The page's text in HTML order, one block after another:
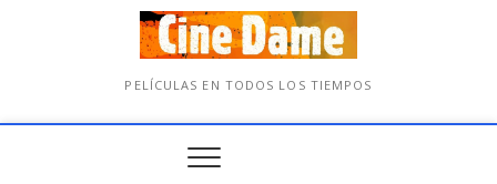
PELÍCULAS EN TODOS LOS TIEMPOS